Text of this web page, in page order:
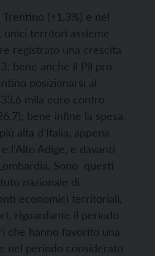
Trentino (+1,3%) e nel
unici territori assieme
registrato una crescita
bene anche il Pil pro
posizionarsi al
mila euro contro
bene infine la spesa
alta d’Italia, appena
l’Alto Adige, e davanti
Sono questi
nazionale di
economici territoriali,
riguardante il periodo
che hanno favorito una
nel periodo considerato